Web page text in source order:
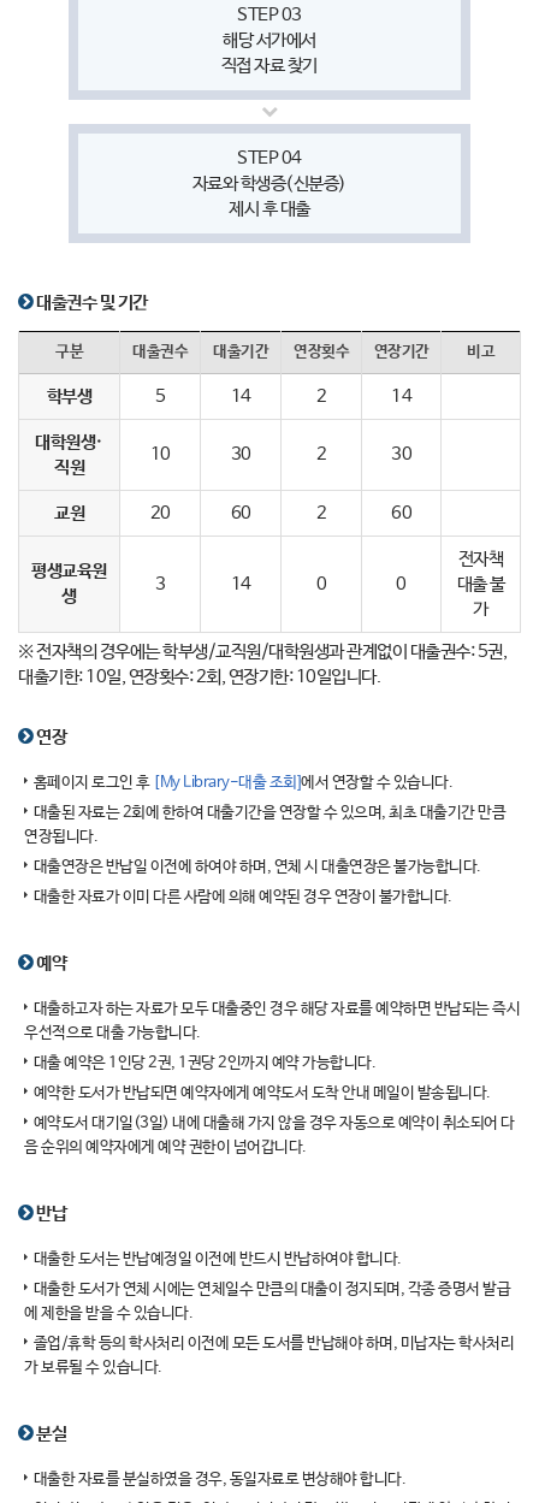
STEP 03
해당 서가에서
직접 자료 찾기
STEP 04
자료와 학생증(신분증)
제시 후 대출
대출권수 및 기간
구분 대출권수 대출기간 연장횟수 연장기간 비고
학부생 5 14 2 14
대학원생·
직원
10 30 2 30
교원 20 60 2 60
평생교육원
생
3 14 0 0
전자책
대출 불
가
※ 전자책의 경우에는 학부생/교직원/대학원생과 관계없이 대출권수: 5권,
대출기한: 10일, 연장횟수: 2회, 연장기한: 10일입니다.
연장
홈페이지 로그인 후 [My Library-대출 조회] 에서 연장할 수 있습니다.
대출된 자료는 2회에 한하여 대출기간을 연장할 수 있으며, 최초 대출기간 만큼
연장됩니다.
대출연장은 반납일 이전에 하여야 하며, 연체 시 대출연장은 불가능합니다.
대출한 자료가 이미 다른 사람에 의해 예약된 경우 연장이 불가합니다.
예약
대출하고자 하는 자료가 모두 대출중인 경우 해당 자료를 예약하면 반납되는 즉시
우선적으로 대출 가능합니다.
대출 예약은 1인당 2권, 1권당 2인까지 예약 가능합니다.
예약한 도서가 반납되면 예약자에게 예약도서 도착 안내 메일이 발송됩니다.
예약도서 대기일(3일) 내에 대출해 가지 않을 경우 자동으로 예약이 취소되어 다
음 순위의 예약자에게 예약 권한이 넘어갑니다.
반납
대출한 도서는 반납예정일 이전에 반드시 반납하여야 합니다.
대출한 도서가 연체 시에는 연체일수 만큼의 대출이 정지되며, 각종 증명서 발급
에 제한을 받을 수 있습니다.
졸업/휴학 등의 학사처리 이전에 모든 도서를 반납해야 하며, 미납자는 학사처리
가 보류될 수 있습니다.
분실
대출한 자료를 분실하였을 경우, 동일자료로 변상해야 합니다.